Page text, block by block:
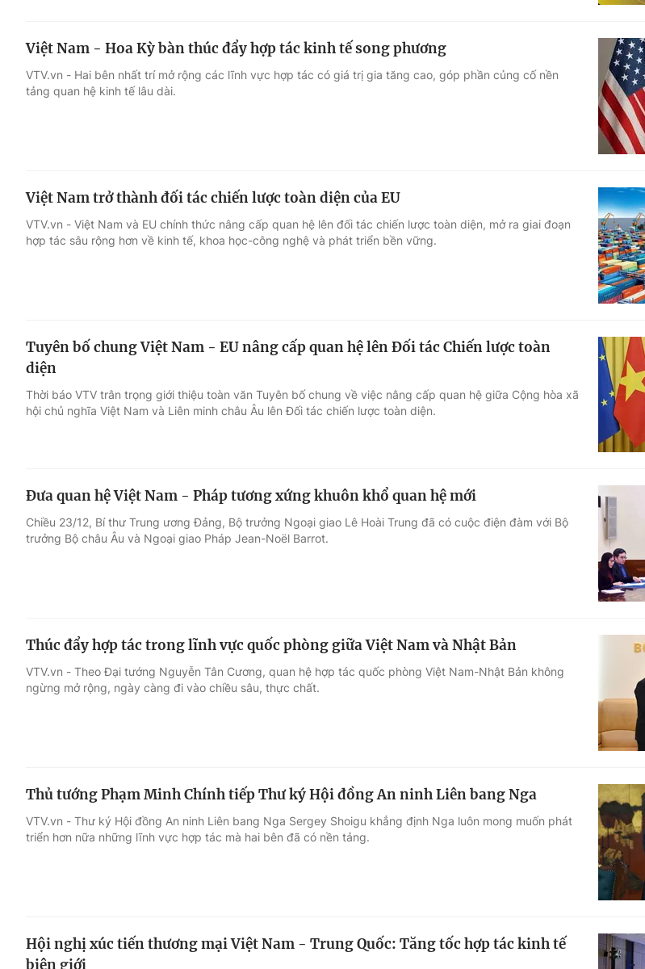
Việt Nam - Hoa Kỳ bàn thúc đẩy hợp tác kinh tế song phương
VTV.vn - Hai bên nhất trí mở rộng các lĩnh vực hợp tác có giá trị gia tăng cao, góp phần củng cố nền
tảng quan hệ kinh tế lâu dài.
Việt Nam trở thành đối tác chiến lược toàn diện của EU
VTV.vn - Việt Nam và EU chính thức nâng cấp quan hệ lên đối tác chiến lược toàn diện, mở ra giai đoạn
hợp tác sâu rộng hơn về kinh tế, khoa học-công nghệ và phát triển bền vững.
Tuyên bố chung Việt Nam - EU nâng cấp quan hệ lên Đối tác Chiến lược toàn
diện
Thời báo VTV trân trọng giới thiệu toàn văn Tuyên bố chung về việc nâng cấp quan hệ giữa Cộng hòa xã
hội chủ nghĩa Việt Nam và Liên minh châu Âu lên Đối tác chiến lược toàn diện.
Đưa quan hệ Việt Nam - Pháp tương xứng khuôn khổ quan hệ mới
Chiều 23/12, Bí thư Trung ương Đảng, Bộ trưởng Ngoại giao Lê Hoài Trung đã có cuộc điện đàm với Bộ
trưởng Bộ châu Âu và Ngoại giao Pháp Jean-Noël Barrot.
Thúc đẩy hợp tác trong lĩnh vực quốc phòng giữa Việt Nam và Nhật Bản
VTV.vn - Theo Đại tướng Nguyễn Tân Cương, quan hệ hợp tác quốc phòng Việt Nam-Nhật Bản không
ngừng mở rộng, ngày càng đi vào chiều sâu, thực chất.
Thủ tướng Phạm Minh Chính tiếp Thư ký Hội đồng An ninh Liên bang Nga
VTV.vn - Thư ký Hội đồng An ninh Liên bang Nga Sergey Shoigu khẳng định Nga luôn mong muốn phát
triển hơn nữa những lĩnh vực hợp tác mà hai bên đã có nền tảng.
Hội nghị xúc tiến thương mại Việt Nam - Trung Quốc: Tăng tốc hợp tác kinh tế
biên giới